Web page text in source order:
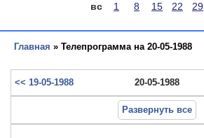
вс
1 8 15 22 29
Главная » Телепрограмма на 20-05-1988
<< 19-05-1988 20-05-1988
Развернуть все